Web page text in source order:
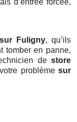
d’entrée forcée,
Fuligny, qu’ils
tomber en panne,
de store
problème sur